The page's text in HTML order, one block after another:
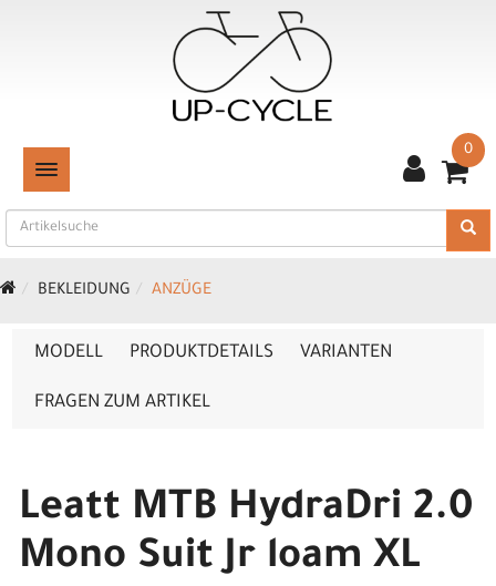
TOGGLE NAVIGATION
0
BEKLEIDUNG ANZÜGE
MODELL PRODUKTDETAILS VARIANTEN
FRAGEN ZUM ARTIKEL
Leatt MTB HydraDri 2.0
Mono Suit Jr loam XL